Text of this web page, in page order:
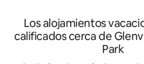
Los alojamientos
calificados cerca de
Park